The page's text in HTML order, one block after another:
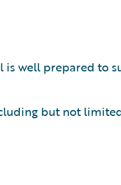
well prepared to
but not